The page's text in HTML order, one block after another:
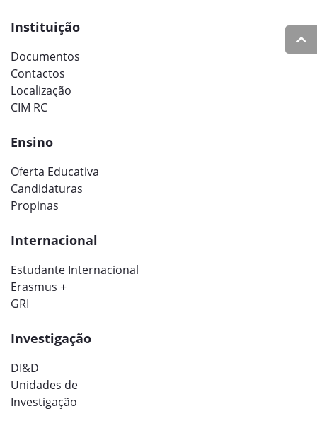
Instituição
Documentos
Contactos
Localização
CIM RC
Ensino
Oferta Educativa
Candidaturas
Propinas
Internacional
Estudante Internacional
Erasmus +
GRI
Investigação
DI&D
Unidades de
Investigação